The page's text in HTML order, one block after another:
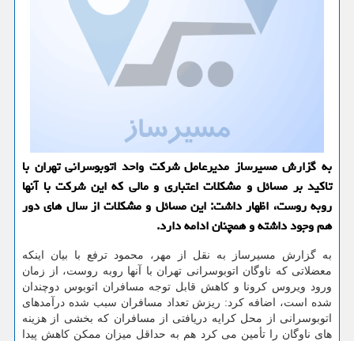
به گزارش مسیرساز مدیرعامل شركت واحد اتوبوسرانی تهران با
تاكید بر مسائل و مشكلات اعتباری و مالی كه این شركت با آنها
روبه روست، اظهار داشت: این مسائل و مشكلات از سال های دور
هم وجود داشته و همچنان ادامه دارد.
به گزارش مسیرساز به نقل از مهر، محمود ترفع با بیان اینکه
معضلاتی که ناوگان اتوبوسرانی تهران با آنها روبه روست، از زمان
ورود ویروس کرونا و کاهش قابل توجه مسافران اتوبوس دوچندان
شده است، اضافه کرد: ریزش تعداد مسافران سبب شده درآمدهای
اتوبوسرانی از محل کرایه دریافتی از مسافران که بخشی از هزینه
های ناوگان را تأمین می کرد هم به حداقل میزان ممکن کاهش پیدا